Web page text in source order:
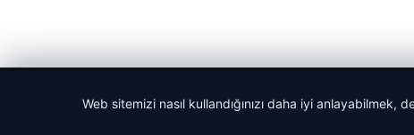
Web sitemizi nasıl kullandığınızı daha iyi